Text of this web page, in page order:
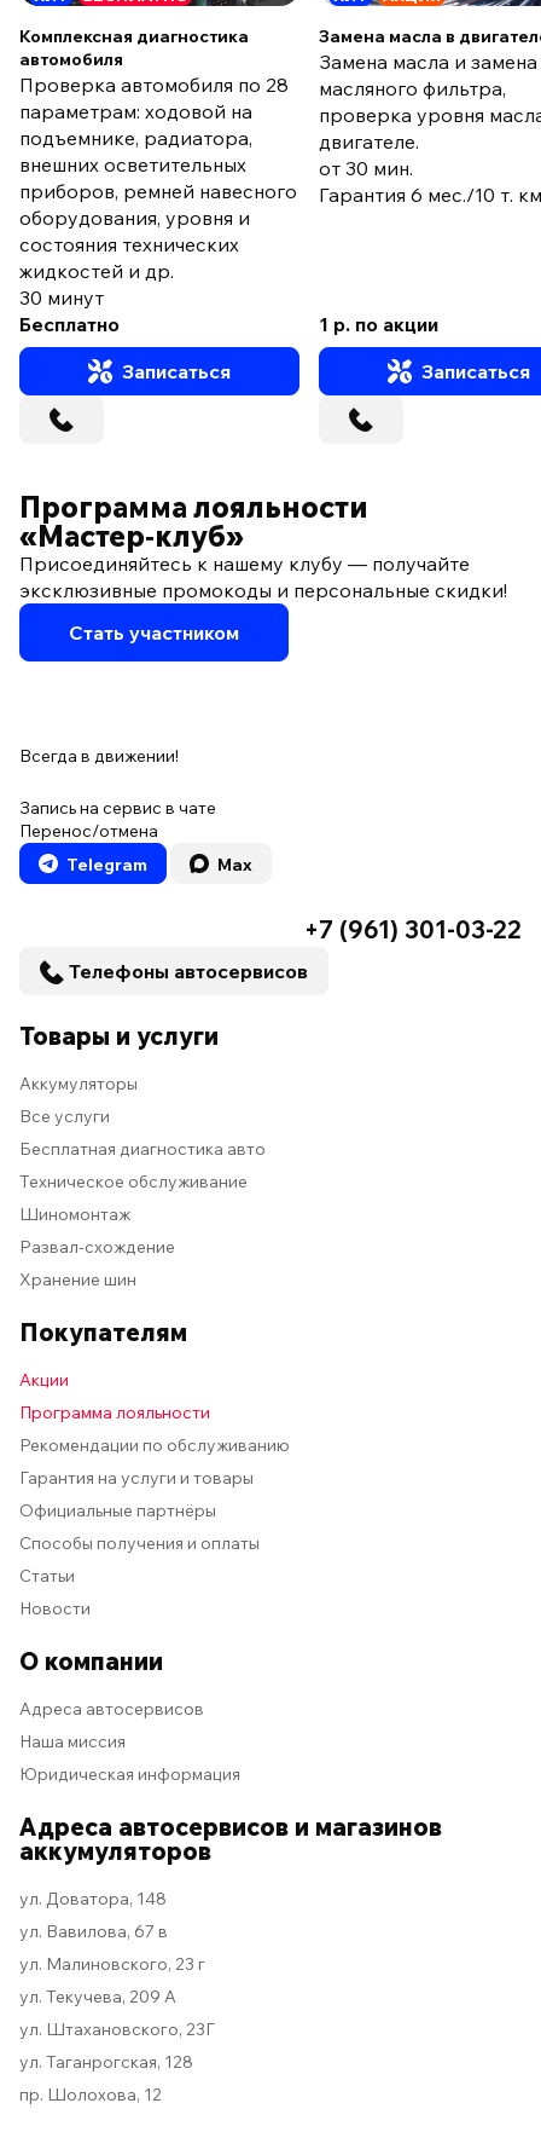
Комплексная диагностика
автомобиля
Проверка автомобиля по 28
параметрам: ходовой на
подъемнике, радиатора,
внешних осветительных
приборов, ремней навесного
оборудования, уровня и
состояния технических
жидкостей и др.
30 минут
Бесплатно
Записаться
Замена масла в
Замена масла и замена
масляного фильтра,
проверка уровня
двигателе.
от 30 мин.
Гарантия 6 мес./10 т.
1 р. по акции
Записаться
Программа лояльности
«Мастер‑клуб»
Присоединяйтесь к нашему клубу — получайте
эксклюзивные промокоды и персональные скидки!
Стать участником
Всегда в движении!
Запись на сервис в чате
Перенос/отмена
Telegram
Max
+7 (961) 301-03-22
Телефоны автосервисов
Товары и услуги
Аккумуляторы
Все услуги
Бесплатная диагностика авто
Техническое обслуживание
Шиномонтаж
Развал-схождение
Хранение шин
Покупателям
Акции
Программа лояльности
Рекомендации по обслуживанию
Гарантия на услуги и товары
Официальные партнёры
Способы получения и оплаты
Статьи
Новости
О компании
Адреса автосервисов
Наша миссия
Юридическая информация
Адреса автосервисов и магазинов
аккумуляторов
ул. Доватора, 148
ул. Вавилова, 67 в
ул. Малиновского, 23 г
ул. Текучева, 209 А
ул. Штахановского, 23Г
ул. Таганрогская, 128
пр. Шолохова, 12